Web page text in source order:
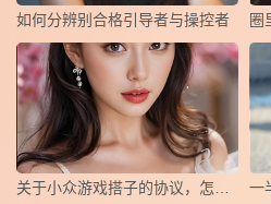
如何分辨别合格引导者与操控者 圈